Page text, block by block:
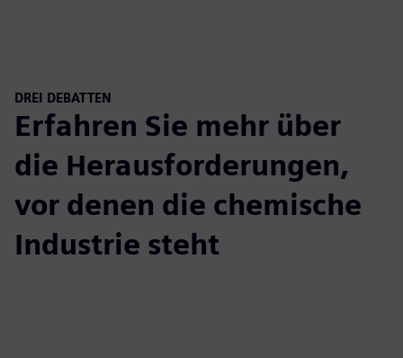
DREI DEBATTEN
Erfahren Sie mehr über
die Herausforderungen,
vor denen die chemische
Industrie steht